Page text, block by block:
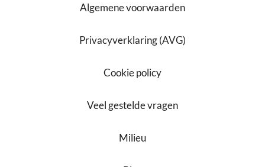
Algemene voorwaarden
Privacyverklaring (AVG)
Cookie policy
Veel gestelde vragen
Milieu